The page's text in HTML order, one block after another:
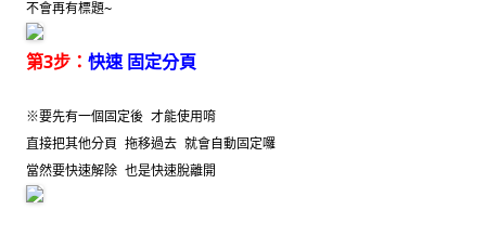
不會再有標題~
第3步： 快速 固定分頁
※要先有一個固定後 才能使用唷
直接把其他分頁 拖移過去 就會自動固定囉
當然要快速解除 也是快速脫離開